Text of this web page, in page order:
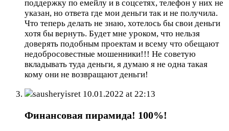
поддержку по емейлу и в соцсетях, телефон у них не
указан, но ответа где мои деньги так и не получила.
Что теперь делать не знаю, хотелось бы свои деньги
хотя бы вернуть. Будет мне уроком, что нельзя
доверять подобным проектам и всему что обещают
недобросовестные мошенники!!! Не советую
вкладывать туда деньги, я думаю я не одна такая
кому они не возвращают деньги!
sausheryisret 10.01.2022 at 22:13
Финансовая пирамида! 100%!